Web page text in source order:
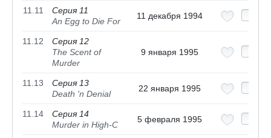
11.11
Серия 11
An Egg to Die For
11 декабря 1994
11.12
Серия 12
The Scent of
Murder
9 января 1995
11.13
Серия 13
Death 'n Denial
22 января 1995
11.14
Серия 14
Murder in High-C
5 февраля 1995